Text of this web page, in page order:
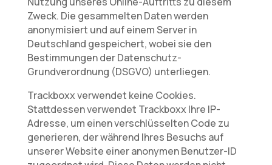
Zweck. Die gesammelten Daten werden
anonymisiert und auf einem Server in
Deutschland gespeichert, wobei sie den
Bestimmungen der Datenschutz-
Grundverordnung (DSGVO) unterliegen.
Trackboxx verwendet keine Cookies.
Stattdessen verwendet Trackboxx Ihre IP-
Adresse, um einen verschlüsselten Code zu
generieren, der während Ihres Besuchs auf
unserer Website einer anonymen Benutzer-ID